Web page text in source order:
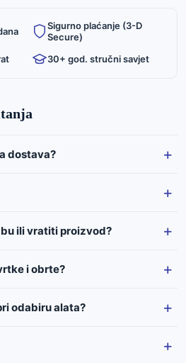
Sigurno plaćanje (3-D
Secure)
30+ god. stručni savjet
dostava?
ili vratiti proizvod?
i obrte?
odabiru alata?